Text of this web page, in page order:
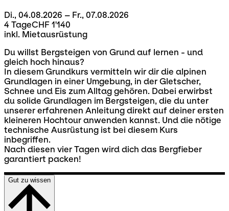
Di., 04.08.2026 – Fr., 07.08.2026
4 TageCHF 1'140
inkl. Mietausrüstung
Du willst Bergsteigen von Grund auf lernen - und
gleich hoch hinaus?
In diesem Grundkurs vermitteln wir dir die alpinen
Grundlagen in einer Umgebung, in der Gletscher,
Schnee und Eis zum Alltag gehören. Dabei erwirbst
du solide Grundlagen im Bergsteigen, die du unter
unserer erfahrenen Anleitung direkt auf deiner ersten
kleineren Hochtour anwenden kannst. Und die nötige
technische Ausrüstung ist bei diesem Kurs
inbegriffen.
Nach diesen vier Tagen wird dich das Bergfieber
garantiert packen!
Gut zu wissen